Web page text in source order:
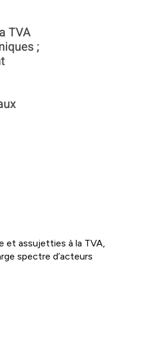
et assujetties à la TVA,
spectre d’acteurs